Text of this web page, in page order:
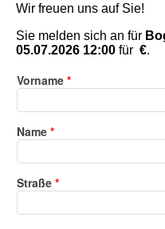
Wir freuen uns auf Sie!
Sie melden sich an für
05.07.2026 12:00 für €.